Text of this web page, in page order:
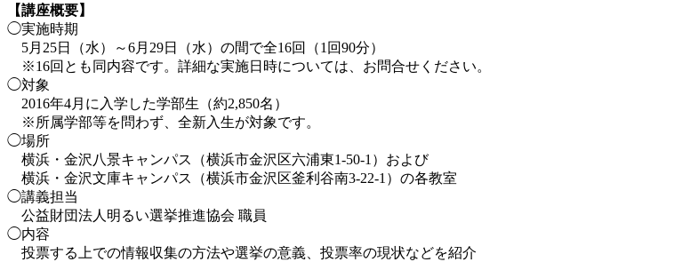
【講座概要】
◯実施時期
5月25日（水）～6月29日（水）の間で全16回（1回90分）
※16回とも同内容です。詳細な実施日時については、お問合せください。
◯対象
2016年4月に入学した学部生（約2,850名）
※所属学部等を問わず、全新入生が対象です。
◯場所
横浜・金沢八景キャンパス（横浜市金沢区六浦東1-50-1）および
横浜・金沢文庫キャンパス（横浜市金沢区釜利谷南3-22-1）の各教室
◯講義担当
公益財団法人明るい選挙推進協会 職員
◯内容
投票する上での情報収集の方法や選挙の意義、投票率の現状などを紹介